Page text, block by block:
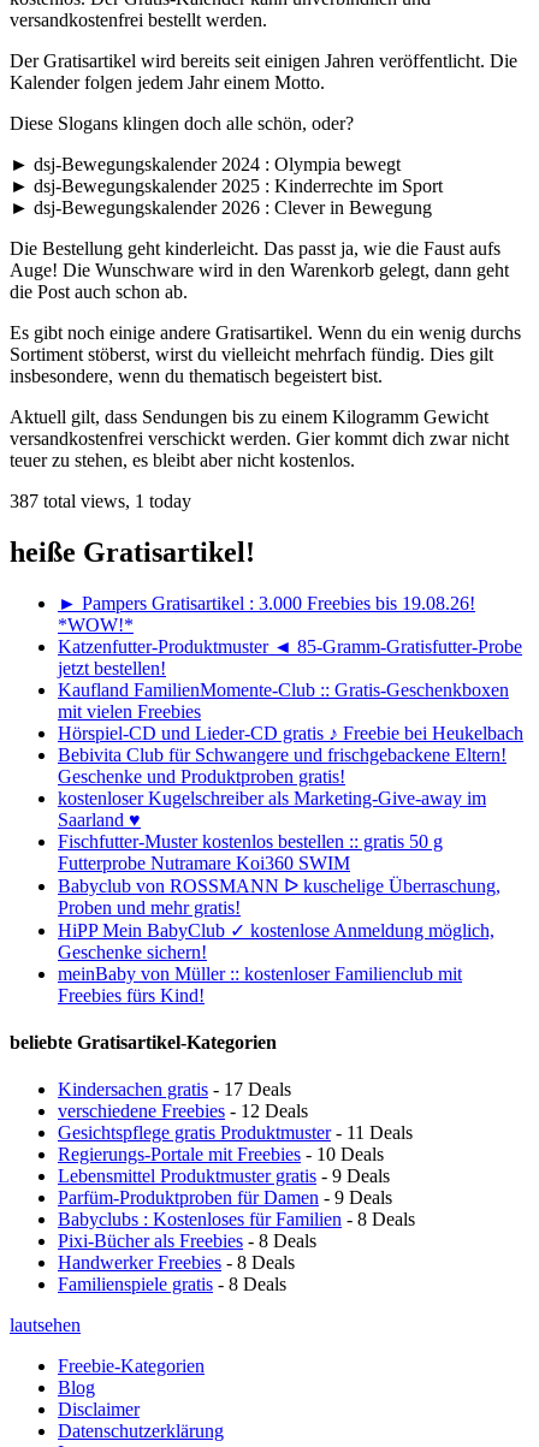
versandkostenfrei bestellt werden.
Der Gratisartikel wird bereits seit einigen Jahren veröffentlicht. Die
Kalender folgen jedem Jahr einem Motto.
Diese Slogans klingen doch alle schön, oder?
► dsj-Bewegungskalender 2024 : Olympia bewegt
► dsj-Bewegungskalender 2025 : Kinderrechte im Sport
► dsj-Bewegungskalender 2026 : Clever in Bewegung
Die Bestellung geht kinderleicht. Das passt ja, wie die Faust aufs
Auge! Die Wunschware wird in den Warenkorb gelegt, dann geht
die Post auch schon ab.
Es gibt noch einige andere Gratisartikel. Wenn du ein wenig durchs
Sortiment stöberst, wirst du vielleicht mehrfach fündig. Dies gilt
insbesondere, wenn du thematisch begeistert bist.
Aktuell gilt, dass Sendungen bis zu einem Kilogramm Gewicht
versandkostenfrei verschickt werden. Gier kommt dich zwar nicht
teuer zu stehen, es bleibt aber nicht kostenlos.
387 total views, 1 today
heiße Gratisartikel!
► Pampers Gratisartikel : 3.000 Freebies bis 19.08.26!
*WOW!*
Katzenfutter-Produktmuster ◄ 85-Gramm-Gratisfutter-Probe
jetzt bestellen!
Kaufland FamilienMomente-Club :: Gratis-Geschenkboxen
mit vielen Freebies
Hörspiel-CD und Lieder-CD gratis ♪ Freebie bei Heukelbach
Bebivita Club für Schwangere und frischgebackene Eltern!
Geschenke und Produktproben gratis!
kostenloser Kugelschreiber als Marketing-Give-away im
Saarland ♥
Fischfutter-Muster kostenlos bestellen :: gratis 50 g
Futterprobe Nutramare Koi360 SWIM
Babyclub von ROSSMANN ᐅ kuschelige Überraschung,
Proben und mehr gratis!
HiPP Mein BabyClub ✓ kostenlose Anmeldung möglich,
Geschenke sichern!
meinBaby von Müller :: kostenloser Familienclub mit
Freebies fürs Kind!
beliebte Gratisartikel-Kategorien
Kindersachen gratis - 17 Deals
verschiedene Freebies - 12 Deals
Gesichtspflege gratis Produktmuster- 11 Deals
Regierungs-Portale mit Freebies - 10 Deals
Lebensmittel Produktmuster gratis - 9 Deals
Parfüm-Produktproben für Damen - 9 Deals
Babyclubs : Kostenloses für Familien - 8 Deals
Pixi-Bücher als Freebies - 8 Deals
Handwerker Freebies - 8 Deals
Familienspiele gratis - 8 Deals
lautsehen
Freebie-Kategorien
Blog
Disclaimer
Datenschutzerklärung